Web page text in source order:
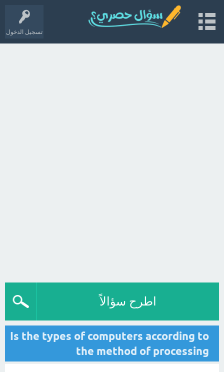
تسجيل الدخول
اطرح سؤالاً
Is the types of computers according to
the method of processing